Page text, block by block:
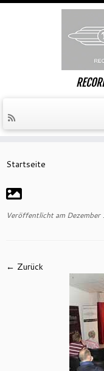
Inhalt
Startseite
Veröffentlicht am
← Zurück